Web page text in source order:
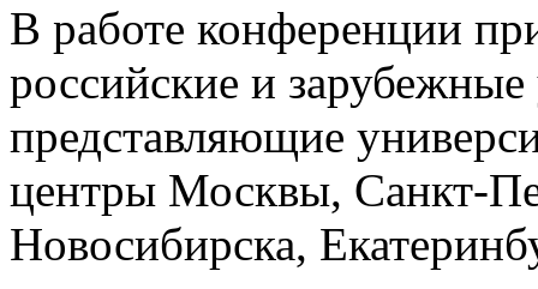
В работе конференции
российские и
представляющие
центры Москвы, Санкт-
Новосибирска,